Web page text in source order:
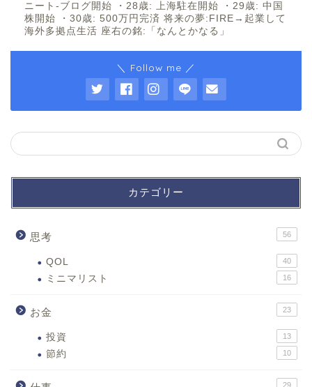
ニート-ブログ開始 ・28歳: 上海駐在開始 ・29歳: 中国
株開始 ・30歳: 500万円完済 将来の夢:FIRE→起業して
海外多拠点生活 座右の銘:「なんとかなる」
＼ Follow me ／
カテゴリー
思考 56
QOL 40
ミニマリスト 16
お金 23
投資 13
節約 10
29